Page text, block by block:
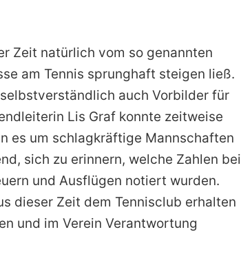
Zeit natürlich vom so genannten
am Tennis sprunghaft steigen ließ.
auch Vorbilder für
Lis Graf konnte zeitweise
es um schlagkräftige Mannschaften
sich zu erinnern, welche Zahlen bei
und Ausflügen notiert wurden.
dieser Zeit dem Tennisclub erhalten
und im Verein Verantwortung